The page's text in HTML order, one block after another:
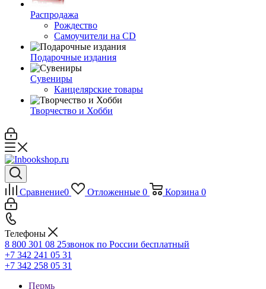
Распродажа
Рождество
Самоучители на CD
Подарочные издания
Сувениры
Канцелярские товары
Творчество и Хобби
Сравнение0 Отложенные 0 Корзина 0
Телефоны
8 800 301 08 25звонок по России бесплатный
+7 342 241 05 31
+7 342 258 05 31
Пермь